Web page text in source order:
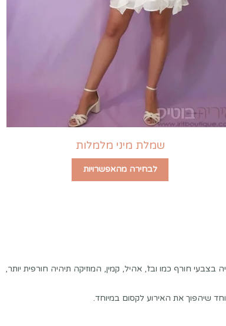
שמלת מיני מלמלות
לבחירה מהאפשרויות
חורף כמו ובז’, אהיל, קמין, המוזיקה תיהיה חורפית יותר,
שיהפוך את האירוע לקסום במיוחד.